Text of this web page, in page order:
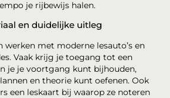
je rijbewijs halen.
en duidelijke uitleg
werken met moderne lesauto’s en
Vaak krijg je toegang tot een
je je voortgang kunt bijhouden,
en theorie kunt oefenen. Ook
een leskaart bij waarop ze noteren